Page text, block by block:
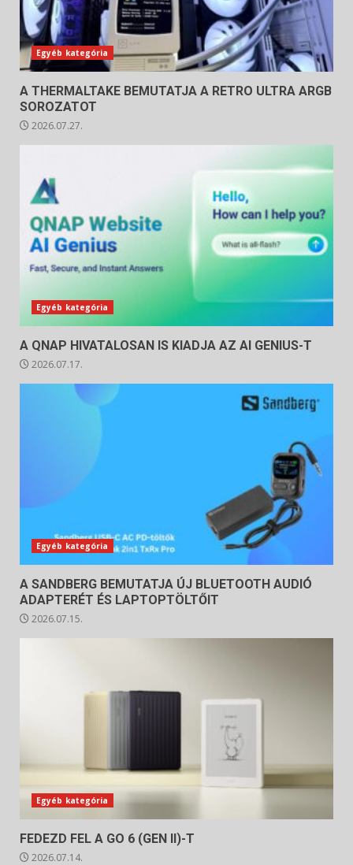
Egyéb kategória
A THERMALTAKE BEMUTATJA A RETRO ULTRA ARGB
SOROZATOT
2026.07.27.
Egyéb kategória
A QNAP HIVATALOSAN IS KIADJA AZ AI GENIUS-T
2026.07.17.
Egyéb kategória
A SANDBERG BEMUTATJA ÚJ BLUETOOTH AUDIÓ
ADAPTERÉT ÉS LAPTOPTÖLTŐIT
2026.07.15.
Egyéb kategória
FEDEZD FEL A GO 6 (GEN II)-T
2026.07.14.